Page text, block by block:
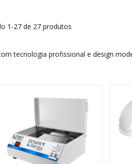
1-27 de 27 produtos
tecnologia profissional e design